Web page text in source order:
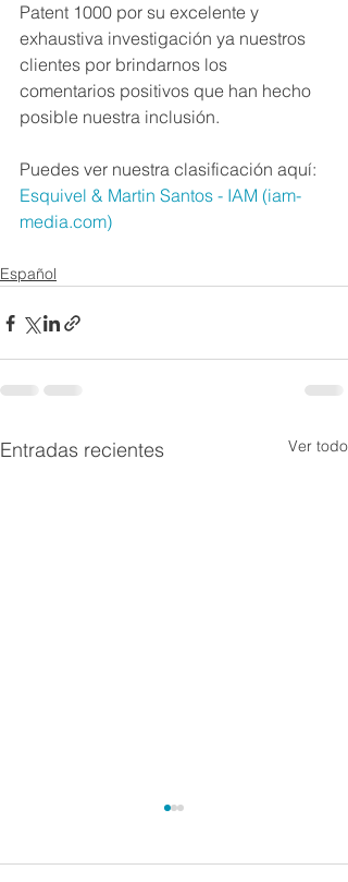
Patent 1000 por su excelente y
exhaustiva investigación ya nuestros
clientes por brindarnos los
comentarios positivos que han hecho
posible nuestra inclusión.
Puedes ver nuestra clasificación aquí:
Esquivel & Martin Santos - IAM (iam-
media.com)
Español
Entradas recientes Ver todo